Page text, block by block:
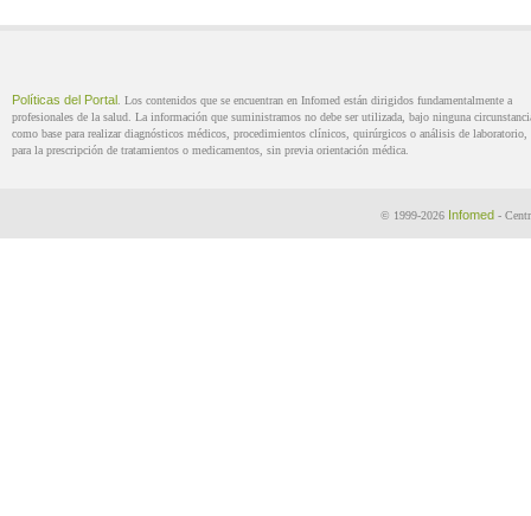
Políticas del Portal . Los contenidos que se encuentran en Infomed están dirigidos fundamentalmente a
profesionales de la salud. La información que suministramos no debe ser utilizada, bajo ninguna
como base para realizar diagnósticos médicos, procedimientos clínicos, quirúrgicos o análisis de laboratorio,
para la prescripción de tratamientos o medicamentos, sin previa orientación médica.
© 1999-2026 Infomed -